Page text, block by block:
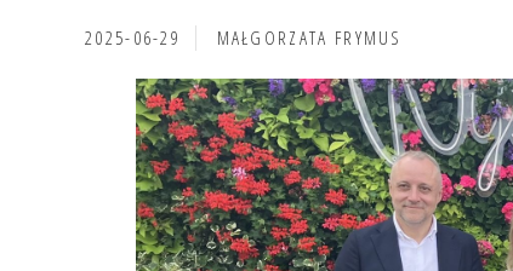
2025-06-29 MAŁGORZATA FRYMUS